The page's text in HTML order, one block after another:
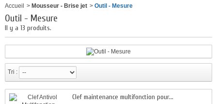
Accueil > Mousseur - Brise jet > Outil - Mesure
Outil - Mesure
Il y a 13 produits.
Tri :
Clef maintenance multifonction pour...